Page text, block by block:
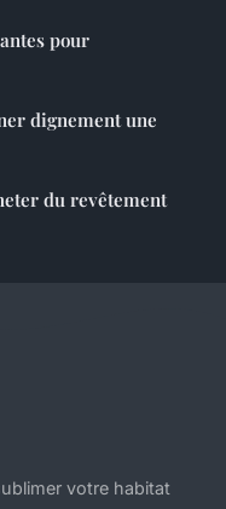
pour
dignement une
du revêtement
votre habitat